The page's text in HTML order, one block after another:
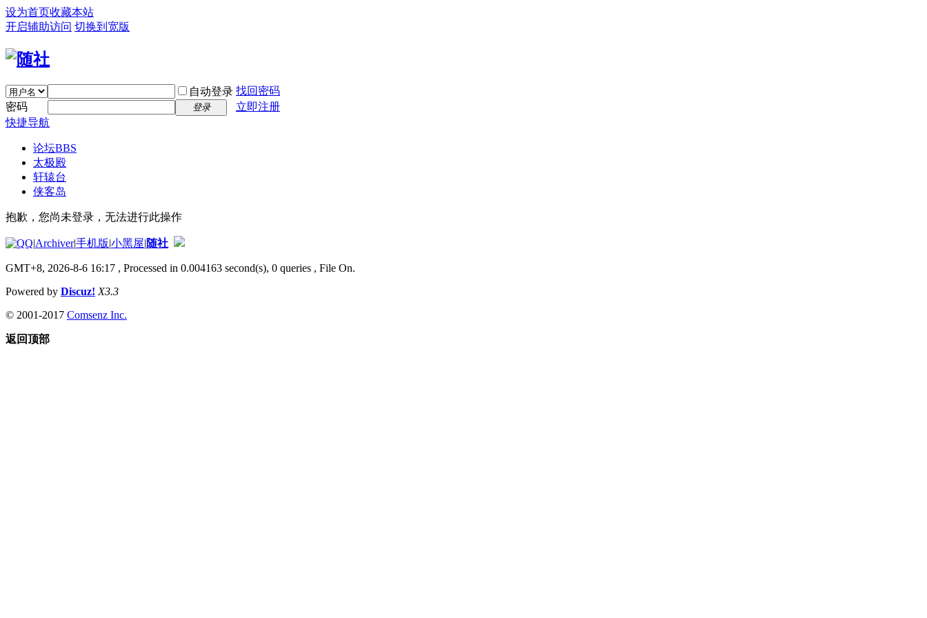
设为首页收藏本站
开启辅助访问 切换到宽版
自动登录 找回密码
密码
登录
立即注册
快捷导航
论坛BBS
太极殿
轩辕台
侠客岛
抱歉，您尚未登录，无法进行此操作
|Archiver|手机版|小黑屋|随社
GMT+8, 2026-8-6 16:17 , Processed in 0.004163 second(s), 0 queries , File On.
Powered by Discuz! X3.3
© 2001-2017 Comsenz Inc.
返回顶部